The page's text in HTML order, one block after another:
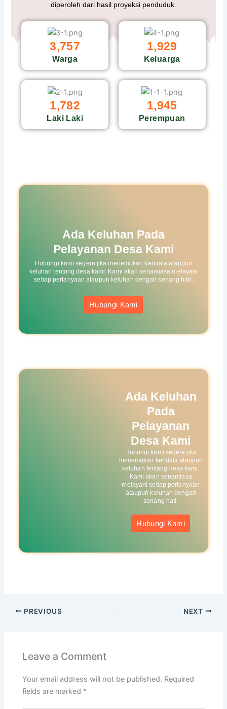
diperoleh dari hasil proyeksi penduduk.
4,519
Warga
2,316
Keluarga
2,156
Laki Laki
2,352
Perempuan
Ada Keluhan Pada
Pelayanan Desa Kami
Hubungi kami segera jika menemukan kendala ataupun
keluhan tentang desa kami. Kami akan senantiasa melayani
setiap pertanyaan ataupun keluhan dengan senang hati.
Hubungi Kami
Ada Keluhan
Pada
Pelayanan
Desa Kami
Hubungi kami segera jika
menemukan kendala ataupun
keluhan tentang desa kami.
Kami akan senantiasa
melayani setiap pertanyaan
ataupun keluhan dengan
senang hati.
Hubungi Kami
PREVIOUS NEXT
Leave a Comment
Your email address will not be published. Required
fields are marked *